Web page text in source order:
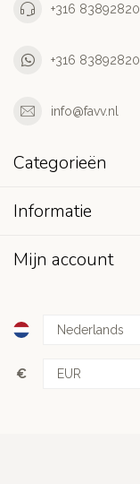
+316 83892820
+316 83892820
info@favv.nl
Categorieën
Informatie
Mijn account
€